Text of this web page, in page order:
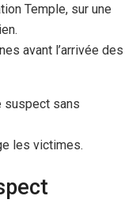
Temple, sur une
avant l’arrivée des
suspect sans
les victimes.